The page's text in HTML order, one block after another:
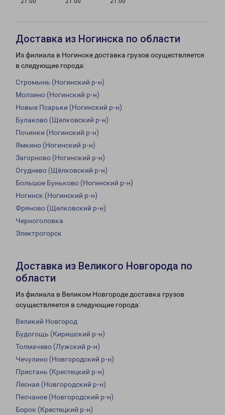
Доставка из Ногинска по области
Из филиала в Ногинске доставка грузов осуществляется
в следующие города:
Стромынь (Ногинский р-н)
Молзино (Ногинский р-н)
Новые Псарьки (Ногинский р-н)
Булаково (Щелковский р-н)
Починки (Ногинский р-н)
Ямкино (Ногинский р-н)
Загорново (Ногинский р-н)
Огуднево (Щёлковский р-н)
Большое Буньково (Ногинский р-н)
Ногинск (Ногинский р-н)
Фряново (Щелковский р-н)
Черноголовка
Электрогорск
Доставка из Великого Новгорода по
области
Из филиала в Великом Новгороде доставка грузов
осуществляется в следующие города:
Великий Новгород
Будогощь (Киришский р-н)
Толмачево (Лужский р-н)
Чечулино (Новгородский р-н)
Пристань (Крестецкий р-н)
Лесная (Новгородский р-н)
Песчаное (Новгородский р-н)
Борок (Крестецкий р-н)